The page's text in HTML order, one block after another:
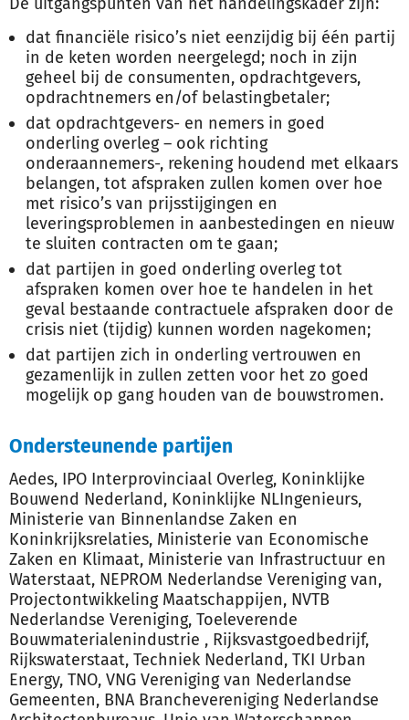
dat financiële risico’s niet eenzijdig bij één partij
in de keten worden neergelegd; noch in zijn
geheel bij de consumenten, opdrachtgevers,
opdrachtnemers en/of belastingbetaler;
dat opdrachtgevers- en nemers in goed
onderling overleg – ook richting
onderaannemers-, rekening houdend met elkaars
belangen, tot afspraken zullen komen over hoe
met risico’s van prijsstijgingen en
leveringsproblemen in aanbestedingen en nieuw
te sluiten contracten om te gaan;
dat partijen in goed onderling overleg tot
afspraken komen over hoe te handelen in het
geval bestaande contractuele afspraken door de
crisis niet (tijdig) kunnen worden nagekomen;
dat partijen zich in onderling vertrouwen en
gezamenlijk in zullen zetten voor het zo goed
mogelijk op gang houden van de bouwstromen.
Ondersteunende partijen
Aedes, IPO Interprovinciaal Overleg, Koninklijke
Bouwend Nederland, Koninklijke NLIngenieurs,
Ministerie van Binnenlandse Zaken en
Koninkrijksrelaties, Ministerie van Economische
Zaken en Klimaat, Ministerie van Infrastructuur en
Waterstaat, NEPROM Nederlandse Vereniging van,
Projectontwikkeling Maatschappijen, NVTB
Nederlandse Vereniging, Toeleverende
Bouwmaterialenindustrie , Rijksvastgoedbedrijf,
Rijkswaterstaat, Techniek Nederland, TKI Urban
Energy, TNO, VNG Vereniging van Nederlandse
Gemeenten, BNA Branchevereniging Nederlandse